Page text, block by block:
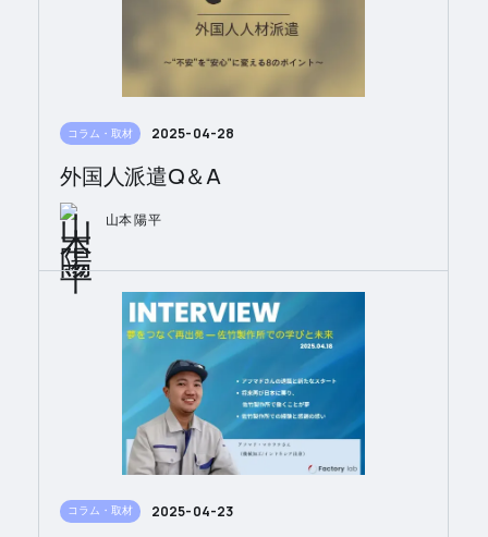
コラム・取材 2025-04-28
外国人派遣Q＆A
山本 陽平
コラム・取材 2025-04-23